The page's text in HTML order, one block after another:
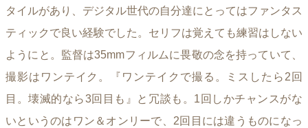
タイルがあり、デジタル世代の自分達にとってはファンタス
ティックで良い経験でした。セリフは覚えても練習はしない
ようにと。監督は35mmフィルムに畏敬の念を持っていて、
撮影はワンテイク。『ワンテイクで撮る。ミスしたら2回
目。壊滅的なら3回目も』と冗談も。1回しかチャンスがな
いというのはワン＆オンリーで、2回目には違うものになっ